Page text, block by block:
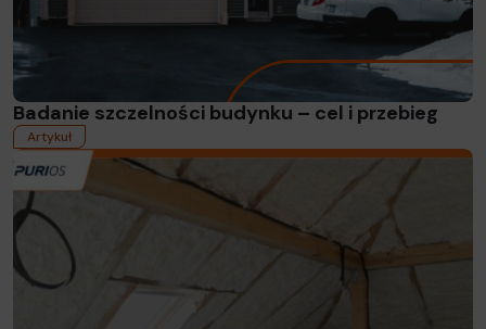
Badanie szczelności budynku – cel i przebieg
Artykuł
Read more